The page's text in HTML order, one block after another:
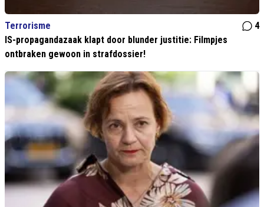
Terrorisme
4
IS-propagandazaak klapt door blunder justitie: Filmpjes
ontbraken gewoon in strafdossier!